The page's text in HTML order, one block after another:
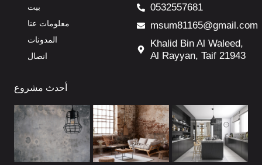
بيت
معلومات عنا
المدونات
اتصال
0532557681
msum81165@gmail.com
Khalid Bin Al Waleed,
Al Rayyan, Taif 21943
أحدث مشروع